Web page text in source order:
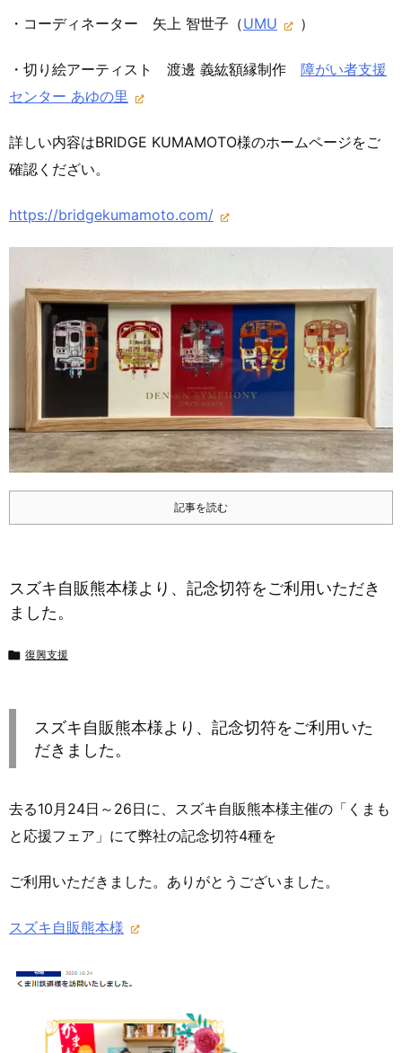
・コーディネーター 矢上 智世子（UMU ）
・切り絵アーティスト 渡邊 義紘額縁制作 障がい者支援
センター あゆの里
詳しい内容はBRIDGE KUMAMOTO様のホームページをご
確認くだざい。
https://bridgekumamoto.com/
記事を読む
スズキ自販熊本様より、記念切符をご利用いただき
ました。
 復興支援
スズキ自販熊本様より、記念切符をご利用いた
だきました。
去る10月24日～26日に、スズキ自販熊本様主催の「くまも
と応援フェア」にて弊社の記念切符4種を
ご利用いただきました。ありがとうございました。
スズキ自販熊本様